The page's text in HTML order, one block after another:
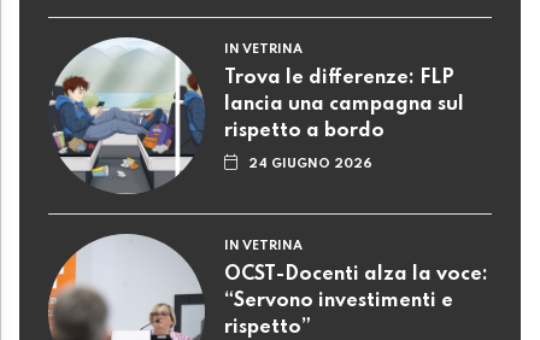
IN VETRINA
Trova le differenze: FLP
lancia una campagna sul
rispetto a bordo
24 GIUGNO 2026
IN VETRINA
OCST-Docenti alza la voce:
“Servono investimenti e
rispetto”